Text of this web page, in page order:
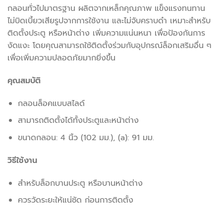
กลอนทั่วไปมาตรฐาน ผลิตจากเหล็กคุณภาพ แข็งแรงทนทาน
ไม่บิดเบี้ยวเสียรูปจากการใช้งาน และไม่จับคราบดำ เหมาะสำหรับ
ติดตั้งประตู หรือหน้าต่าง เพิ่มความแน่นหนา เพื่อป้องกันการ
งัดแงะ โดยคุณสามารถใช้ติดตั้งร่วมกับอุปกรณ์ล็อกเสริมอื่น ๆ
เพื่อเพิ่มความปลอดภัยมากยิ่งขึ้น
คุณสมบัติ
กลอนล็อคแบบสไลด์
สามารถติดตั้งได้ทั้งประตูและหน้าต่าง
ขนาดกลอน: 4 นิ้ว (102 มม.), (a): 91 มม.
วิธีใช้งาน
สำหรับล็อกบานประตู หรือบานหน้าต่าง
ควรวัดระยะให้แน่ชัด ก่อนการติดตั้ง